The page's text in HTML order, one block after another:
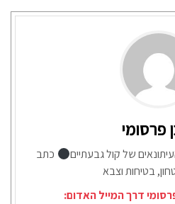
פרסומי
של קול גבעתיים
כתב
בטיחות וצבא
דרך המייל האדום: